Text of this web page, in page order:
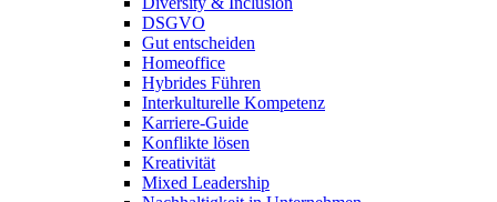
DSGVO
Gut entscheiden
Homeoffice
Hybrides Führen
Interkulturelle Kompetenz
Karriere-Guide
Konflikte lösen
Kreativität
Mixed Leadership